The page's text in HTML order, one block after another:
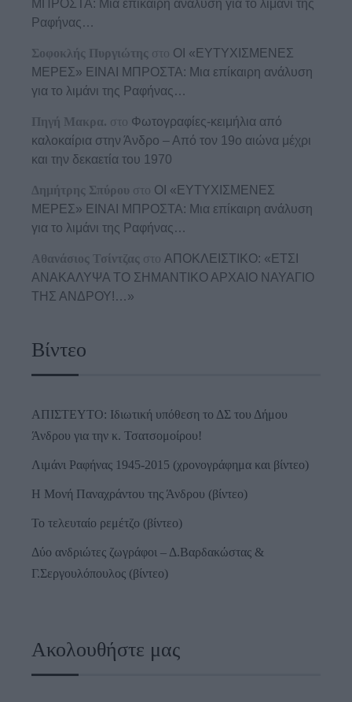
ΜΠΡΟΣΤΑ: Μια επίκαιρη ανάλυση για το λιμάνι της
Ραφήνας…
Σοφοκλής Πυργιώτης στο ΟΙ «ΕΥΤΥΧΙΣΜΕΝΕΣ
ΜΕΡΕΣ» ΕΙΝΑΙ ΜΠΡΟΣΤΑ: Μια επίκαιρη ανάλυση
για το λιμάνι της Ραφήνας…
Πηγή Μακρα. στο Φωτογραφίες-κειμήλια από
καλοκαίρια στην Άνδρο – Από τον 19ο αιώνα μέχρι
και την δεκαετία του 1970
Δημήτρης Σπύρου στο ΟΙ «ΕΥΤΥΧΙΣΜΕΝΕΣ
ΜΕΡΕΣ» ΕΙΝΑΙ ΜΠΡΟΣΤΑ: Μια επίκαιρη ανάλυση
για το λιμάνι της Ραφήνας…
Αθανάσιος Τσίντζας στο ΑΠΟΚΛΕΙΣΤΙΚΟ: «ΕΤΣΙ
ΑΝΑΚΑΛΥΨΑ ΤΟ ΣΗΜΑΝΤΙΚΟ ΑΡΧΑΙΟ ΝΑΥΑΓΙΟ
ΤΗΣ ΑΝΔΡΟΥ!…»
Βίντεο
ΑΠΙΣΤΕΥΤΟ: Ιδιωτική υπόθεση το ΔΣ του Δήμου
Άνδρου για την κ. Τσατσομοίρου!
Λιμάνι Ραφήνας 1945-2015 (χρονογράφημα και βίντεο)
Η Μονή Παναχράντου της Άνδρου (βίντεο)
Το τελευταίο ρεμέτζο (βίντεο)
Δύο ανδριώτες ζωγράφοι – Δ.Βαρδακώστας &
Γ.Σεργουλόπουλος (βίντεο)
Ακολουθήστε μας